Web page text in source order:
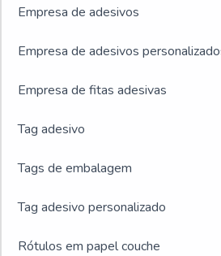
Empresa de adesivos
Empresa de adesivos
Empresa de fitas adesivas
Tag adesivo
Tags de embalagem
Tag adesivo personalizado
Rótulos em papel couche